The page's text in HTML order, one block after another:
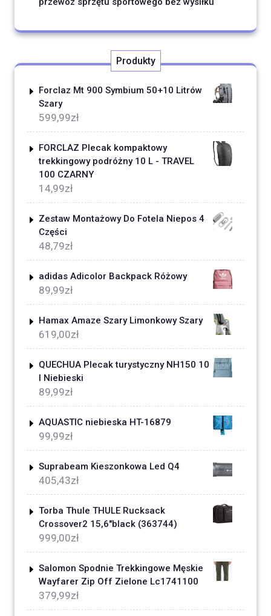
Produkty
Forclaz Mt 900 Symbium 50+10 Litrów
Szary
599,99zł
FORCLAZ Plecak kompaktowy
trekkingowy podróżny 10 L - TRAVEL
100 CZARNY
14,99zł
Zestaw Montażowy Do Fotela Niepos 4
Części
48,79zł
adidas Adicolor Backpack Różowy
89,99zł
Hamax Amaze Szary Limonkowy Szary
619,00zł
QUECHUA Plecak turystyczny NH150 10
l Niebieski
89,99zł
AQUASTIC niebieska HT-16879
99,99zł
Suprabeam Kieszonkowa Led Q4
405,43zł
Torba Thule THULE Rucksack
Crossover2 15,6"black (363744)
999,00zł
Salomon Spodnie Trekkingowe Męskie
Wayfarer Zip Off Zielone Lc1741100
379,99zł